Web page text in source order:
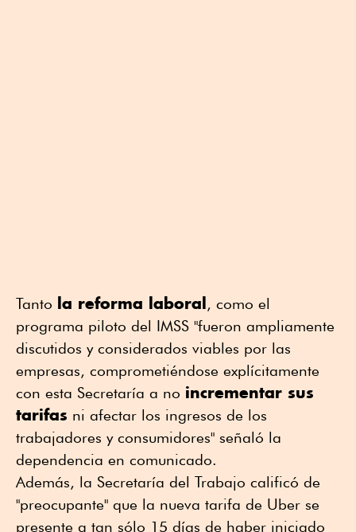
Tanto la reforma laboral , como el
programa piloto del IMSS "fueron ampliamente
discutidos y considerados viables por las
empresas, comprometiéndose explícitamente
con esta Secretaría a no incrementar sus
tarifas ni afectar los ingresos de los
trabajadores y consumidores" señaló la
dependencia en comunicado.
Además, la Secretaría del Trabajo calificó de
"preocupante" que la nueva tarifa de Uber se
presente a tan sólo 15 días de haber iniciado